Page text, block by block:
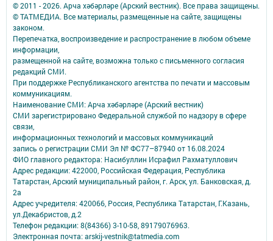
© 2011 - 2026. Арча хәбәрләре (Арский вестник). Все права защищены.
© ТАТМЕДИА. Все материалы, размещенные на сайте, защищены
законом.
Перепечатка, воспроизведение и распространение в любом объеме
информации,
размещенной на сайте, возможна только с письменного согласия
редакций СМИ.
При поддержке Республиканского агентства по печати и массовым
коммуникациям.
Наименование СМИ: Арча хәбәрләре (Арский вестник)
СМИ зарегистрировано Федеральной службой по надзору в сфере
связи,
информационных технологий и массовых коммуникаций
запись о регистрации СМИ Эл № ФС77–87940 от 16.08.2024
ФИО главного редактора: Насибуллин Исрафил Рахматуллович
Адрес редакции: 422000, Российская Федерация, Республика
Татарстан, Арский муниципальный район, г. Арск, ул. Банковская, д.
2а
Адрес учредителя: 420066, Россия, Республика Татарстан, Г.Казань,
ул.Декабристов, д.2
Телефон редакции: 8(84366) 3-10-58, 89179076963.
Электронная почта: arskij-vestnik@tatmedia.com